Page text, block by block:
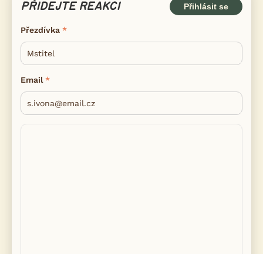
PŘIDEJTE REAKCI Přihlásit se
Přezdívka
Email